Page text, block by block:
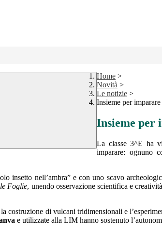
Home >
Novità >
Le notizie >
Insieme per imparare
Insieme per
La classe 3^E ha
imparare: ognuno
nell’ambra” e con uno scavo
Foglie, unendo osservazione scientifica e
di vulcani tridimensionali e
e utilizzate alla LIM hanno sostenuto